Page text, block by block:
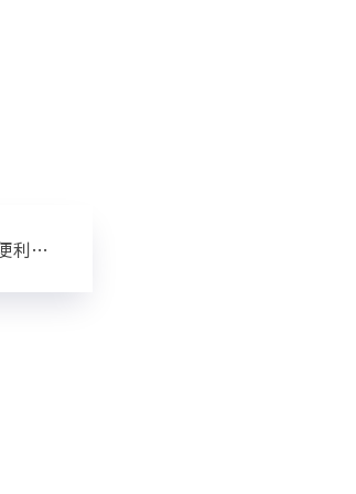
買取は時間の節約にも便利！忙しい方に最適な理由